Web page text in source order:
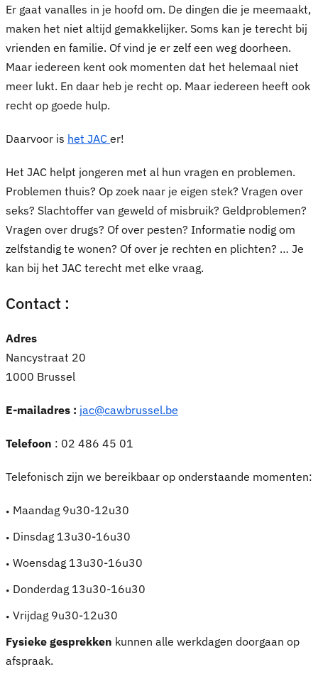
Er gaat vanalles in je hoofd om. De dingen die je meemaakt,
maken het niet altijd gemakkelijker. Soms kan je terecht bij
vrienden en familie. Of vind je er zelf een weg doorheen.
Maar iedereen kent ook momenten dat het helemaal niet
meer lukt. En daar heb je recht op. Maar iedereen heeft ook
recht op goede hulp.
Daarvoor is het JAC er!
Het JAC helpt jongeren met al hun vragen en problemen.
Problemen thuis? Op zoek naar je eigen stek? Vragen over
seks? Slachtoffer van geweld of misbruik? Geldproblemen?
Vragen over drugs? Of over pesten? Informatie nodig om
zelfstandig te wonen? Of over je rechten en plichten? … Je
kan bij het JAC terecht met elke vraag.
Contact :
Adres
Nancystraat 20
1000 Brussel
E-mailadres : jac@cawbrussel.be
Telefoon : 02 486 45 01
Telefonisch zijn we bereikbaar op onderstaande momenten:
Maandag 9u30-12u30
Dinsdag 13u30-16u30
Woensdag 13u30-16u30
Donderdag 13u30-16u30
Vrijdag 9u30-12u30
Fysieke gesprekken kunnen alle werkdagen doorgaan op
afspraak.